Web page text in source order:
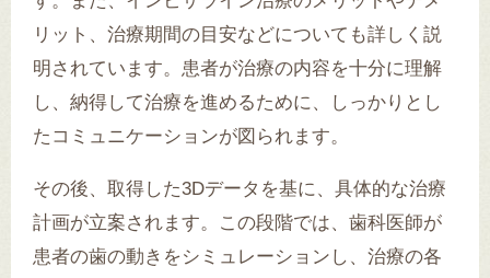
リット、治療期間の目安などについても詳しく説
明されています。患者が治療の内容を十分に理解
し、納得して治療を進めるために、しっかりとし
たコミュニケーションが図られます。
その後、取得した3Dデータを基に、具体的な治療
計画が立案されます。この段階では、歯科医師が
患者の歯の動きをシミュレーションし、治療の各